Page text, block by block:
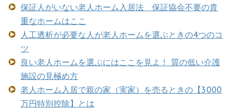
保証人がいない老人ホーム入居法 保証協会不要の貴
重なホームはここ
人工透析が必要な人が老人ホームを選ぶときの4つのコ
ツ
良い老人ホームを選ぶにはここを見よ！ 質の低い介護
施設の見極め方
老人ホーム入居で親の家（実家）を売るときの【3000
万円特別控除】とは